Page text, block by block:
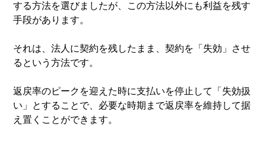
する方法を選びましたが、この方法以外にも利益を残す
手段があります。
それは、法人に契約を残したまま、契約を「失効」させ
るという方法です。
返戻率のピークを迎えた時に支払いを停止して「失効扱
い」とすることで、必要な時期まで返戻率を維持して据
え置くことができます。